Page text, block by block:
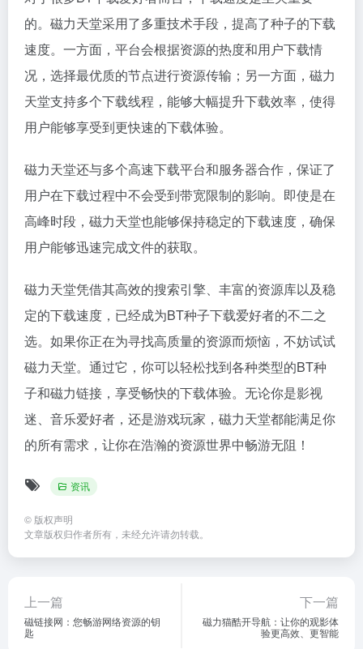
的。磁力天堂采用了多重技术手段，提高了种子的下载
速度。一方面，平台会根据资源的热度和用户下载情
况，选择最优质的节点进行资源传输；另一方面，磁力
天堂支持多个下载线程，能够大幅提升下载效率，使得
用户能够享受到更快速的下载体验。
磁力天堂还与多个高速下载平台和服务器合作，保证了
用户在下载过程中不会受到带宽限制的影响。即使是在
高峰时段，磁力天堂也能够保持稳定的下载速度，确保
用户能够迅速完成文件的获取。
磁力天堂凭借其高效的搜索引擎、丰富的资源库以及稳
定的下载速度，已经成为BT种子下载爱好者的不二之
选。如果你正在为寻找高质量的资源而烦恼，不妨试试
磁力天堂。通过它，你可以轻松找到各种类型的BT种
子和磁力链接，享受畅快的下载体验。无论你是影视
迷、音乐爱好者，还是游戏玩家，磁力天堂都能满足你
的所有需求，让你在浩瀚的资源世界中畅游无阻！
资讯
© 版权声明
文章版权归作者所有，未经允许请勿转载。
上一篇
磁链接网：您畅游网络资源的钥
匙
下一篇
磁力猫酷开导航：让你的观影体
验更高效、更智能